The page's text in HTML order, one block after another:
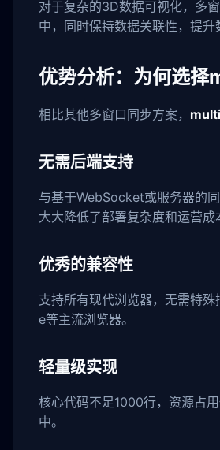
对于复杂的3D数据可视化，多
中，同时保持数据关联性，提升
优势分析：为何选
相比其他多窗口同步方案，
无需后端支持
与基于WebSocket或服务器的
大大降低了部署复杂度和运营成
优秀的兼容性
支持所有现代浏览器，无需特
e等主流浏览器。
轻量级实现
核心代码不足1000行，资源占
中。